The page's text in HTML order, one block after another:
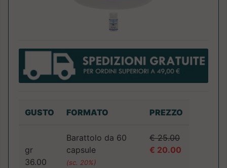
GUSTO FORMATO PREZZO
gr
36.00
Barattolo da 60
capsule
(sc. 20%)
€ 25.00
€ 20.00